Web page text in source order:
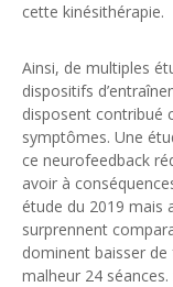
cette kinésithérapie.
Ainsi, de multiples
dispositifs
disposent contribué
symptômes. Une
ce neurofeedback
avoir à
étude du 2019 mais
surprennent
dominent baisser
malheur 24